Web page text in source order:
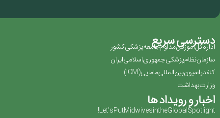
دسترسی سریع
اداره کل آموزش مداوم جامعه پزشکی کشور
سازمان نظام پزشکی جمهوری اسلامی ایران ‏
کنفدراسیون بین المللی مامایی(‏ICM‏)‏
وزارت بهداشت
اخبار و رویداد ها
Let’s Put Midwives in the Global Spotlight!